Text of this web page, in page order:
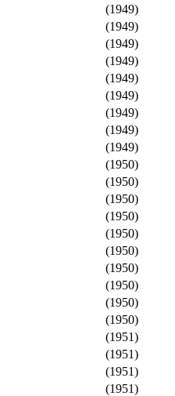
(1949)
(1949)
(1949)
(1949)
(1949)
(1949)
(1949)
(1949)
(1949)
(1950)
(1950)
(1950)
(1950)
(1950)
(1950)
(1950)
(1950)
(1950)
(1950)
(1951)
(1951)
(1951)
(1951)